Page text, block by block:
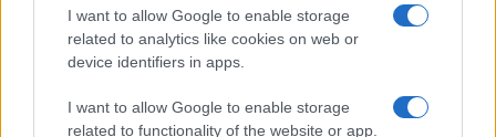
I want to allow Google to enable storage
related to analytics like cookies on web or
device identifiers in apps.
I want to allow Google to enable storage
related to functionality of the website or app.
Pack ciclismo Škoda: viaggiare in bicicletta è più facile
Andrea Conforti · 10 Ago 2026